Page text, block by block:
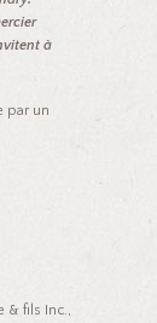
à
par un
& fils Inc.,